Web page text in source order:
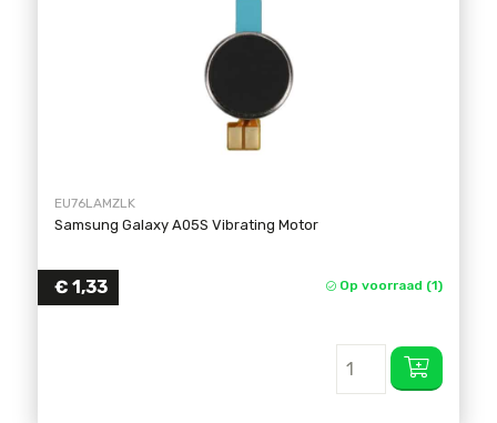
EU76LAMZLK
Samsung Galaxy A05S Vibrating Motor
€ 1,33 Op voorraad (1)